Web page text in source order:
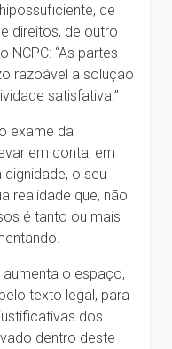
de
direitos, de outro
“As partes
razoável a solução
satisfativa.”
exame da
em conta, em
o seu
realidade que, não
é tanto ou mais
o espaço,
texto legal, para
dos
dentro deste